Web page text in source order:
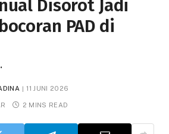
Disorot Jadi
PAD di
11 JUNI 2026
2 MINS READ